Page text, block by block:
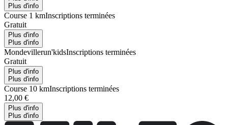
Plus d'info
Course 1 kmInscriptions terminées
Gratuit
Plus d'info
Plus d'info
Mondevillerun'kidsInscriptions terminées
Gratuit
Plus d'info
Plus d'info
Course 10 kmInscriptions terminées
12,00 €
Plus d'info
Plus d'info